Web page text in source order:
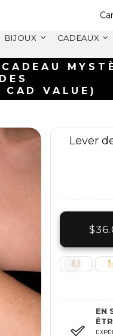
BIJOUX CADEAUX
Lever
EN